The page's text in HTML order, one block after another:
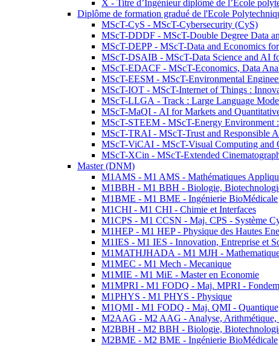
X - Titre d’Ingénieur diplômé de l’École
Diplôme de formation gradué de l'Ecole
MScT-CyS - MScT-Cybersecurity (CyS)
MScT-DDDF - MScT-Double Degree Data
MScT-DEPP - MScT-Data and Economics
MScT-DSAIB - MScT-Data Science and AI
MScT-EDACF - MScT-Economics, Data
MScT-EESM - MScT-Environmental
MScT-IOT - MScT-Internet of Things :
MScT-LLGA - Track : Large Language
MScT-MaQI - AI for Markets and
MScT-STEEM - MScT-Energy Environment
MScT-TRAI - MScT-Trust and Responsible
MScT-ViCAI - MScT-Visual Computing and
MScT-XCin - MScT-Extended
Master (DNM)
M1AMS - M1 AMS - Mathématiques
M1BBH - M1 BBH - Biologie,
M1BME - M1 BME - Ingénierie BioMédicale
M1CHI - M1 CHI - Chimie et Interfaces
M1CPS - M1 CCSN - Maj. CPS - Système
M1HEP - M1 HEP - Physique des Hautes
M1IES - M1 IES - Innovation, Entreprise et
M1MATHJHADA - M1 MJH -
M1MEC - M1 Mech - Mecanique
M1MIE - M1 MiE - Master en Economie
M1MPRI - M1 FODQ - Maj. MPRI -
M1PHYS - M1 PHYS - Physique
M1QMI - M1 FODQ - Maj. QMI -
M2AAG - M2 AAG - Analyse, Arithmétique,
M2BBH - M2 BBH - Biologie,
M2BME - M2 BME - Ingénierie BioMédicale